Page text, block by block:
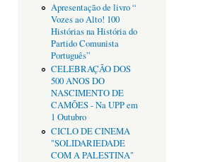
Apresentação de livro “
Vozes ao Alto! 100
Histórias na História do
Partido Comunista
Português”
CELEBRAÇÃO DOS
500 ANOS DO
NASCIMENTO DE
CAMÕES - Na UPP em
1 Outubro
CICLO DE CINEMA
"SOLIDARIEDADE
COM A PALESTINA"